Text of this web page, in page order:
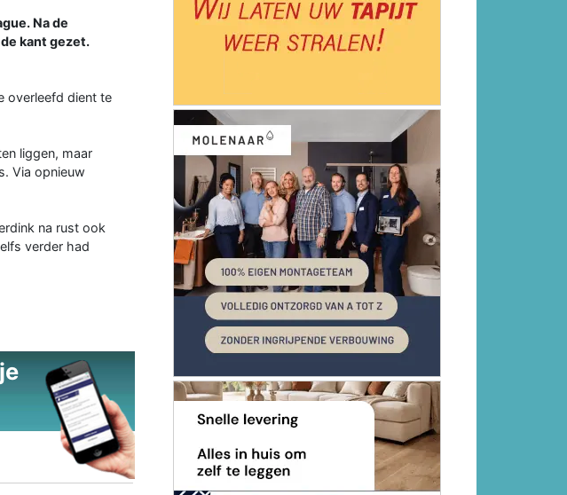
Na de
kant gezet.
overleefd dient te
liggen, maar
Via opnieuw
na rust ook
verder had